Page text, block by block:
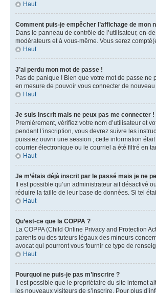
Haut
Comment puis-je empêcher l’affichage de mon
Dans le panneau de contrôle de l’utilisateur, en-
modérateurs et à vous-même. Vous serez
Haut
J’ai perdu mon mot de passe !
Pas de panique ! Bien que votre mot de passe
en mesure de pouvoir vous connecter de
Haut
Je suis inscrit mais ne peux pas me connecter !
Premièrement, vérifiez votre nom d’utilisateur et
pendant l’inscription, vous devrez suivre les
puissiez ouvrir une session ; cette information
courrier électronique ou le courriel a été filtré en
Haut
Je m’étais déjà inscrit par le passé mais je ne
Il est possible qu’un administrateur ait
réduire la taille de leur base de données. Si tel
Haut
Qu’est-ce que la COPPA ?
La COPPA (Child Online Privacy and Protection
parents ou des tuteurs légaux des mineurs
avocat qui pourront vous fournir ce type de
Haut
Pourquoi ne puis-je pas m’inscrire ?
Il est possible que le propriétaire du site internet
les nouveaux visiteurs de s’inscrire. Pour plus